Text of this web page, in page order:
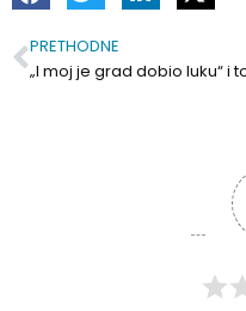
Prev
PRETHODNE